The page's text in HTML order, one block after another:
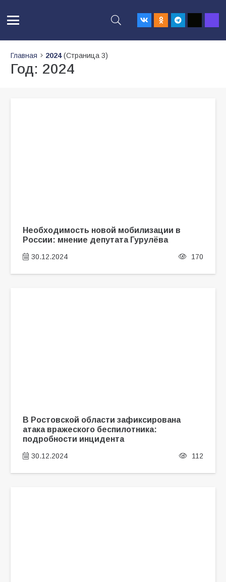
Главная 2024(Страница 3)
Год: 2024
Необходимость новой мобилизации в
России: мнение депутата Гурулёва
30.12.2024 170
В Ростовской области зафиксирована
атака вражеского беспилотника:
подробности инцидента
30.12.2024 112